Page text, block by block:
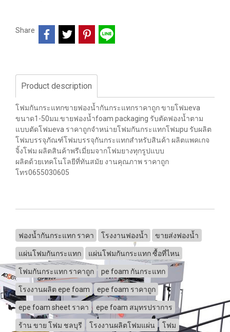
Share
Product description
โฟมกันกระแทกขายฟองน้ำกันกระแทกราคาถูก ขายโฟมeva
ขนาด1-50มม.ขายฟองน้ำfoam packaging รับตัดฟองน้ำตาม
แบบตัดโฟมeva ราคาถูกจำหน่ายโฟมกันกระแทกโฟมpu รับผลิต
โฟมบรรจุภัณฑ์โฟมบรรจุกันกระแทกสำหรับสินค้า ผลิตแพคเกจ
จิ้งโฟม ผลิตสินค้าพรีเมี่ยมจากโฟมยางทุกรูปแบบ
ผลิตด้วยเทคโนโลยีที่ทันสมัย งานคุณภาพ ราคาถูก
โทร0655030605
ฟองน้ำกันกระแทก ราคา โรงงานฟองน้ำ ขายส่งฟองน้ำ
แผ่นโฟมกันกระแทก แผ่นโฟมกันกระแทก ซื้อที่ไหน
โฟมกันกระแทก ราคาถูก pe foam กันกระแทก
โรงงานผลิต epe foam epe foam ราคาถูก
epe foam sheet ราคา epe foam สมุทรปราการ
ร้าน ขาย โฟม ชลบุรี โรงงานผลิตโฟมแผ่น โฟม